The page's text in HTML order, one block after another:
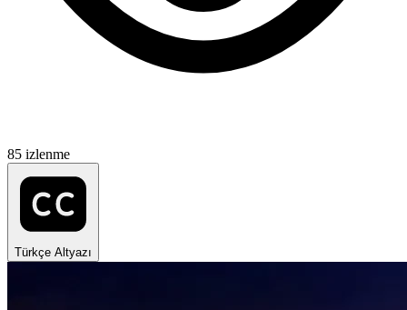
85 izlenme
Türkçe Altyazı